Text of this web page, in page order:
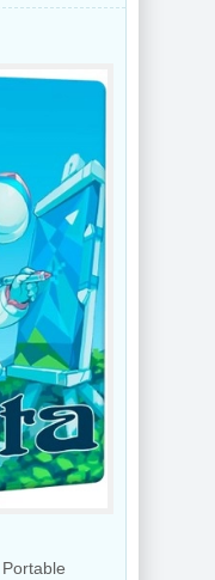
Shotcut
+ Portable
NEW
фото
NEW